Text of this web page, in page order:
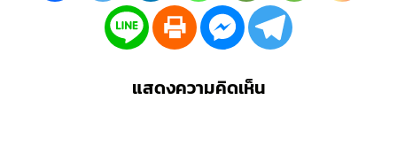
แสดงความคิดเห็น